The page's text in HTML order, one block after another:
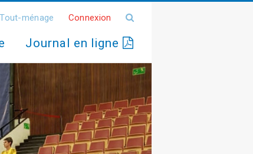
Tout-ménage Connexion
Journal en ligne